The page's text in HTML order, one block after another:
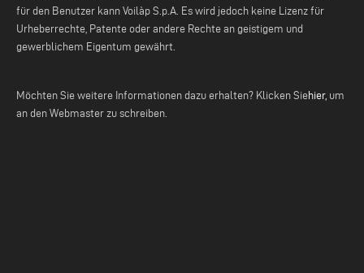
für den Benutzer kann Voilàp S.p.A. Es wird jedoch keine Lizenz für
Urheberrechte, Patente oder andere Rechte an geistigem und
gewerblichem Eigentum gewährt.
Möchten Sie weitere Informationen dazu erhalten? Klicken Siehier, um
an den Webmaster zu schreiben.